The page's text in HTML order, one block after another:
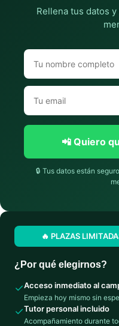
Rellena tus datos
📲 Quiero
🔒 Tus datos están
🔥 PLAZAS
¿Por qué elegirnos?
✓Acceso inmediato al
Empieza hoy mismo sin
✓Tutor personal incluido
Acompañamiento durante